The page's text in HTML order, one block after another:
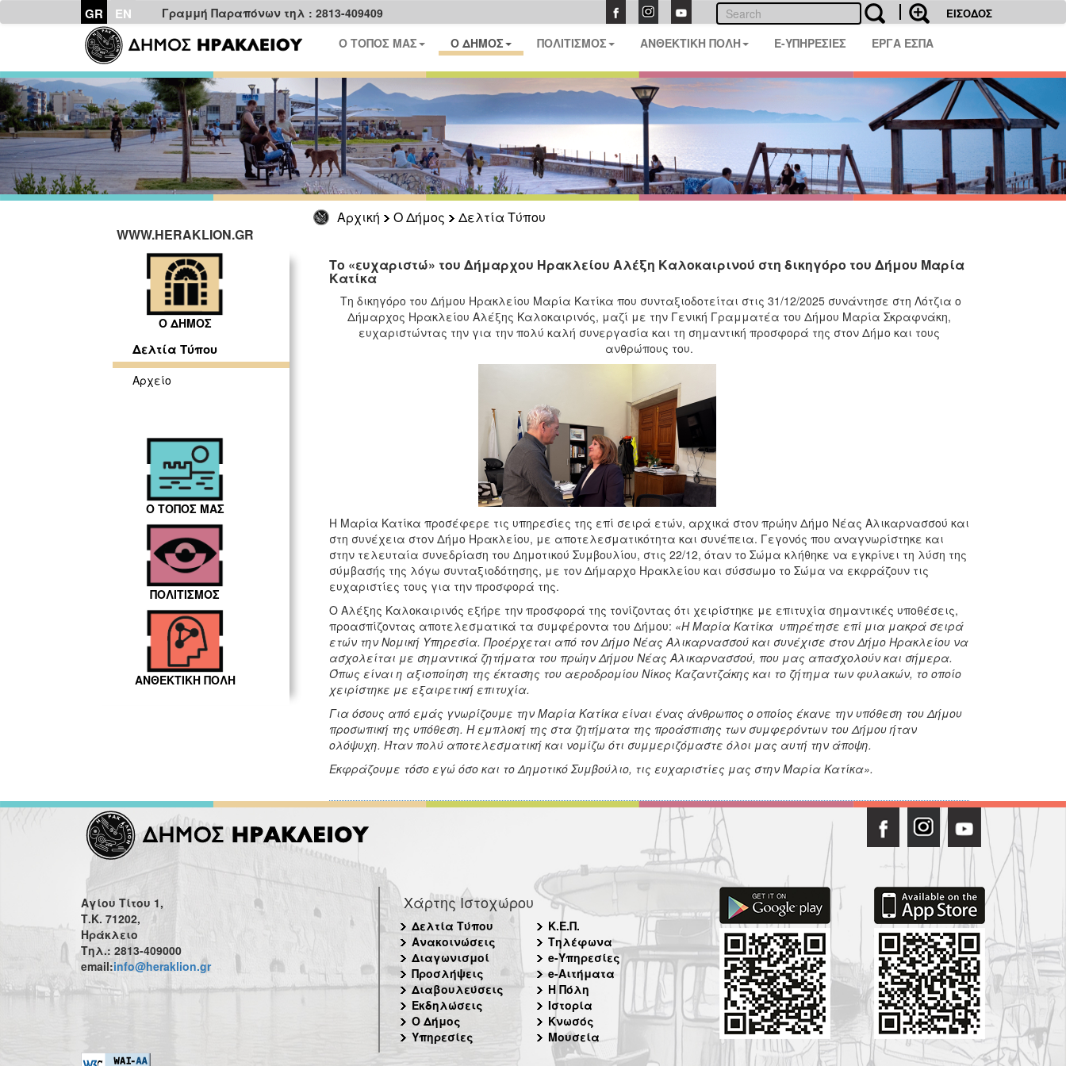
GR EN Γραμμή Παραπόνων τηλ : 2813-409409 ΕΙΣΟΔΟΣ
Ο ΤΟΠΟΣ ΜΑΣ Ο ΔΗΜΟΣ ΠΟΛΙΤΙΣΜΟΣ ΑΝΘΕΚΤΙΚΗ ΠΟΛΗ E-ΥΠΗΡΕΣΙΕΣ ΕΡΓΑ ΕΣΠΑ
Αρχική Ο Δήμος
Δελτία Τύπου
WWW.HERAKLION.GR
Ο ΔΗΜΟΣ
Δελτία Τύπου
Αρχείο
Ο ΤΟΠΟΣ ΜΑΣ
ΠΟΛΙΤΙΣΜΟΣ
ΑΝΘΕΚΤΙΚΗ ΠΟΛΗ
Το «ευχαριστώ» του Δήμαρχου Ηρακλείου Αλέξη Καλοκαιρινού στη δικηγόρο του Δήμου Μαρία
Κατίκα
Τη δικηγόρο του Δήμου Ηρακλείου Μαρία Κατίκα που συνταξιοδοτείται στις 31/12/2025 συνάντησε στη Λότζια ο
Δήμαρχος Ηρακλείου Αλέξης Καλοκαιρινός, μαζί με την Γενική Γραμματέα του Δήμου Μαρία Σκραφνάκη,
ευχαριστώντας την για την πολύ καλή συνεργασία και τη σημαντική προσφορά της στον Δήμο και τους
ανθρώπους του.
Η Μαρία Κατίκα προσέφερε τις υπηρεσίες της επί σειρά ετών, αρχικά στον πρώην Δήμο Νέας Αλικαρνασσού και
στη συνέχεια στον Δήμο Ηρακλείου, με αποτελεσματικότητα και συνέπεια. Γεγονός που αναγνωρίστηκε και
στην τελευταία συνεδρίαση του Δημοτικού Συμβουλίου, στις 22/12, όταν το Σώμα κλήθηκε να εγκρίνει τη λύση της
σύμβασής της λόγω συνταξιοδότησης, με τον Δήμαρχο Ηρακλείου και σύσσωμο το Σώμα να εκφράζουν τις
ευχαριστίες τους για την προσφορά της.
Ο Αλέξης Καλοκαιρινός εξήρε την προσφορά της τονίζοντας ότι χειρίστηκε με επιτυχία σημαντικές υποθέσεις,
προασπίζοντας αποτελεσματικά τα συμφέροντα του Δήμου: «Η Μαρία Κατίκα υπηρέτησε επί μια μακρά σειρά
ετών την Νομική Υπηρεσία. Προέρχεται από τον Δήμο Νέας Αλικαρνασσού και συνέχισε στον Δήμο Ηρακλείου να
ασχολείται με σημαντικά ζητήματα του πρώην Δήμου Νέας Αλικαρνασσού, που μας απασχολούν και σήμερα.
Όπως είναι η αξιοποίηση της έκτασης του αεροδρομίου Νίκος Καζαντζάκης και το ζήτημα των φυλακών, το οποίο
χειρίστηκε με εξαιρετική επιτυχία.
Για όσους από εμάς γνωρίζουμε την Μαρία Κατίκα είναι ένας άνθρωπος ο οποίος έκανε την υπόθεση του Δήμου
προσωπική της υπόθεση. Η εμπλοκή της στα ζητήματα της προάσπισης των συμφερόντων του Δήμου ήταν
ολόψυχη. Ήταν πολύ αποτελεσματική και νομίζω ότι συμμεριζόμαστε όλοι μας αυτή την άποψη.
Εκφράζουμε τόσο εγώ όσο και το Δημοτικό Συμβούλιο, τις ευχαριστίες μας στην Μαρία Κατίκα».
Αγίου Τίτου 1,
Τ.Κ. 71202,
Ηράκλειο
Τηλ.: 2813-409000
email:info@heraklion.gr
Χάρτης Ιστοχώρου
Δελτία Τύπου
Ανακοινώσεις
Διαγωνισμοί
Προσλήψεις
Διαβουλεύσεις
Εκδηλώσεις
Ο Δήμος
Υπηρεσίες
Κ.Ε.Π.
Τηλέφωνα
e-Υπηρεσίες
e-Αιτήματα
Η Πόλη
Ιστορία
Κνωσός
Μουσεία